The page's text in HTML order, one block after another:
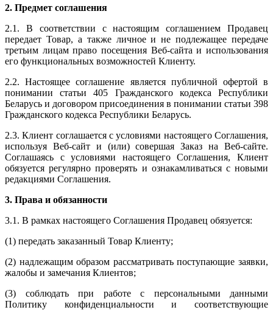
2. Предмет соглашения
2.1. В соответствии с настоящим соглашением Продавец
передает Товар, а также личное и не подлежащее передаче
третьим лицам право посещения Веб-сайта и использования
его функциональных возможностей Клиенту.
2.2. Настоящее соглашение является публичной офертой в
понимании статьи 405 Гражданского кодекса Республики
Беларусь и договором присоединения в понимании статьи 398
Гражданского кодекса Республики Беларусь.
2.3. Клиент соглашается с условиями настоящего Соглашения,
используя Веб-сайт и (или) совершая Заказ на Веб-сайте.
Соглашаясь с условиями настоящего Соглашения, Клиент
обязуется регулярно проверять и ознакамливаться с новыми
редакциями Соглашения.
3. Права и обязанности
3.1. В рамках настоящего Соглашения Продавец обязуется:
(1) передать заказанный Товар Клиенту;
(2) надлежащим образом рассматривать поступающие заявки,
жалобы и замечания Клиентов;
(3) соблюдать при работе с персональными данными
Политику конфиденциальности и соответствующие